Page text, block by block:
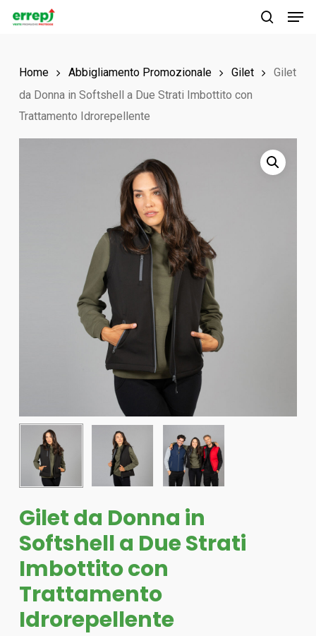
Skip
contentHome Abbigliamento Promozionale Gilet
Gilet
da Donna in Softshell a Due Strati Imbottito con
Trattamento Idrorepellente
Gilet da Donna in
Softshell a Due Strati
Imbottito con
Trattamento
Idrorepellente